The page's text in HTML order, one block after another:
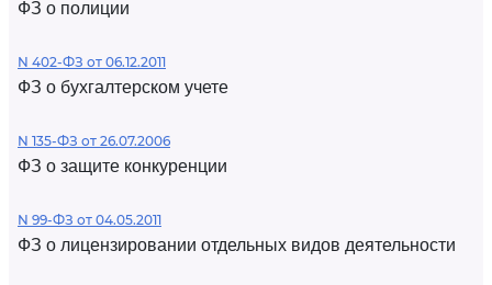
ФЗ о полиции
N 402-ФЗ от 06.12.2011
ФЗ о бухгалтерском учете
N 135-ФЗ от 26.07.2006
ФЗ о защите конкуренции
N 99-ФЗ от 04.05.2011
ФЗ о лицензировании отдельных видов деятельности